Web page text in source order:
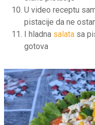
U video receptu
pistacije da ne
I hladna salata sa
gotova